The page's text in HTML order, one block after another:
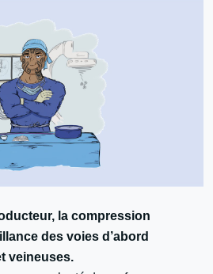
la compression
des voies d’abord
veineuses.